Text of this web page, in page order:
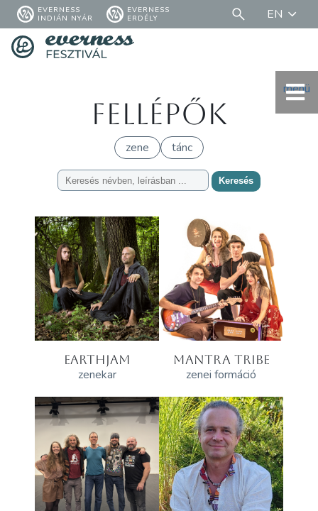
EVERNESS
INDIÁN NYÁR
EVERNESS
ERDÉLY
EN
menü
Fellépők
zene tánc
Keresés
EARTHJAM
zenekar
MANTRA TRIBE
zenei formáció